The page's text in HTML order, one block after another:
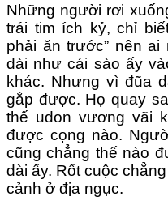
Những người rơi
trái tim ích kỷ, chỉ
phải ăn trước” nên
dài như cái sào ấy
khác. Nhưng vì đũa
gắp được. Họ quay
thế udon vương vãi
được cọng nào.
cũng chẳng thế nào
dài ấy. Rốt cuộc
cảnh ở địa ngục.